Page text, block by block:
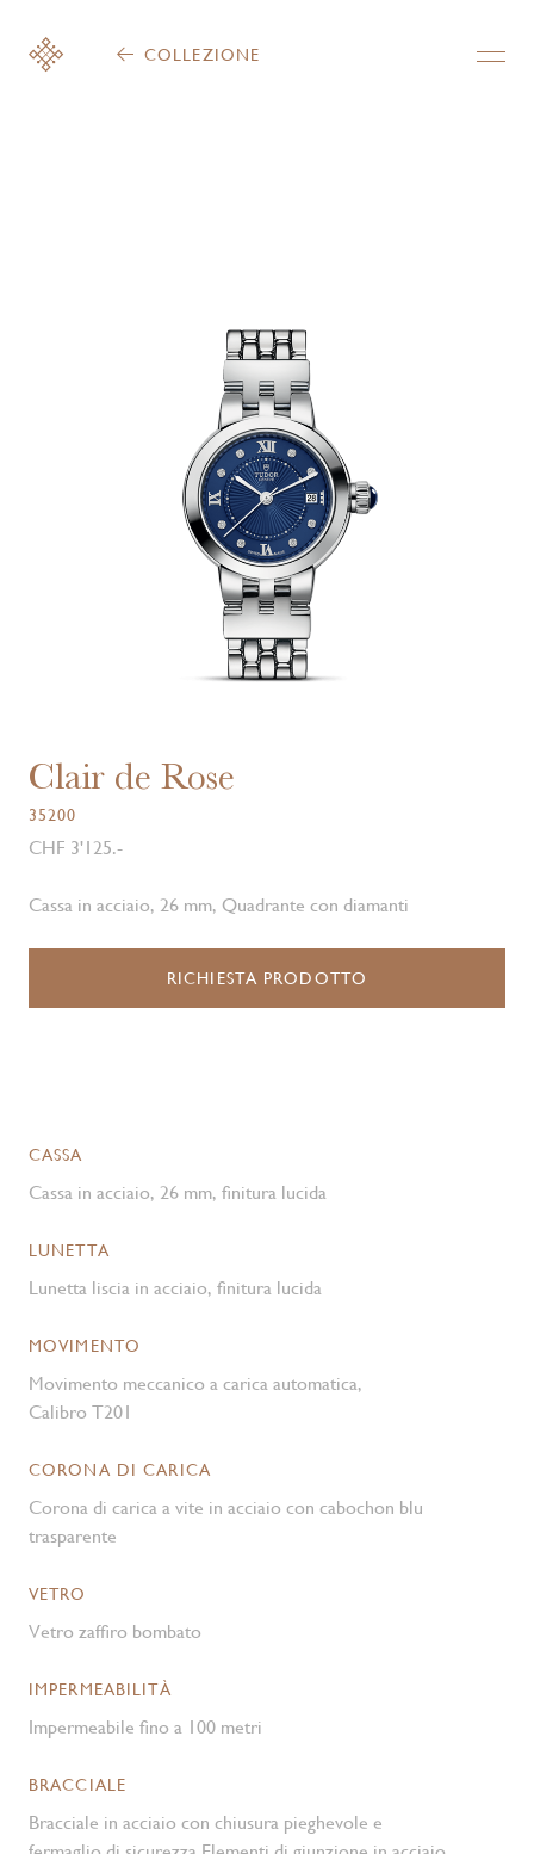
COLLEZIONE
Clair de Rose
35200
CHF 3'125.-
Cassa in acciaio, 26 mm, Quadrante con diamanti
RICHIESTA PRODOTTO
CASSA
Cassa in acciaio, 26 mm, finitura lucida
LUNETTA
Lunetta liscia in acciaio, finitura lucida
MOVIMENTO
Movimento meccanico a carica automatica,
Calibro T201
CORONA DI CARICA
Corona di carica a vite in acciaio con cabochon blu
trasparente
VETRO
Vetro zaffiro bombato
IMPERMEABILITÀ
Impermeabile fino a 100 metri
BRACCIALE
Bracciale in acciaio con chiusura pieghevole e